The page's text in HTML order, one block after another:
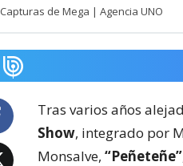
Capturas de Mega | Agencia UNO
Tras varios años
Show, integrado por
Monsalve, “Peñeteñe”